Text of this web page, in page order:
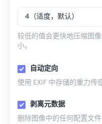
4（适度，默认）
较低的值会更快地压缩图
小。
自动定向
使用 EXIF 中存储的重力传
剥离元数据
删除图像中的任何配置文